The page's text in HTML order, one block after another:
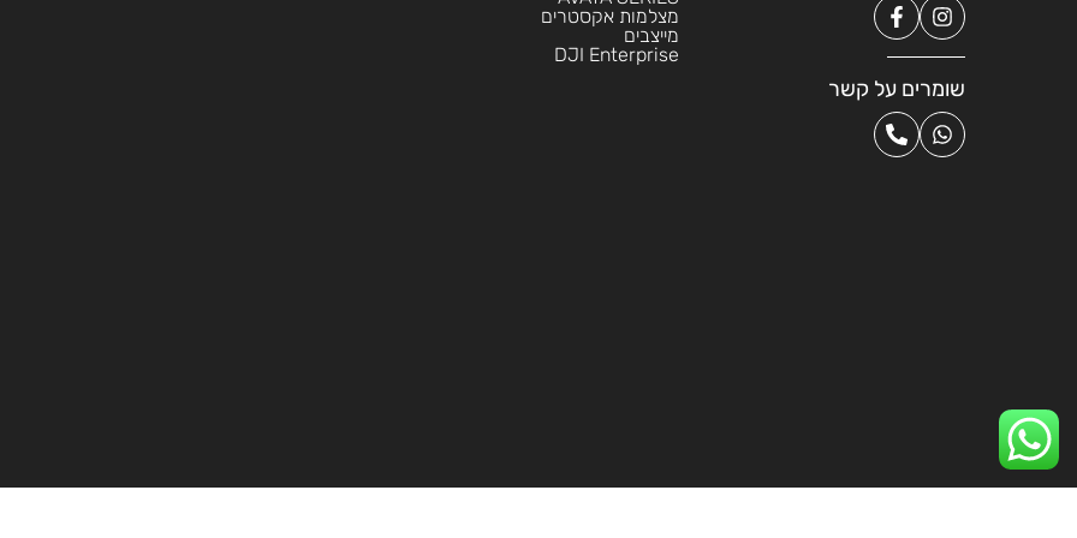
שומרים על קשר
מצלמות אקסטרים
מייצבים
DJI Enterprise